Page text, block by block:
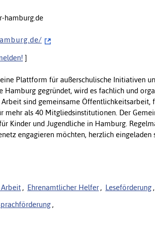
hamburg.de
m b u r g . d e /
]
Plattform für außerschulische Initiativen
Hamburg gegründet, wird es fachlich und
sind gemeinsame Öffentlichkeitsarbeit,
als 40 Mitgliedsinstitutionen. Der
Kinder und Jugendliche in Hamburg.
engagieren möchten, herzlich eingeladen
Arbeit , Ehrenamtlicher Helfer , Leseförderung ,
,